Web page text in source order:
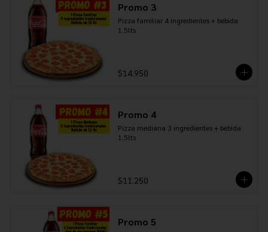
Promo 3
Pizza familiar 4 ingredientes + bebida
1.5lts
$14.950
Promo 4
Pizza mediana 3 ingredientes + bebida
1.5lts
$11.250
Promo 5